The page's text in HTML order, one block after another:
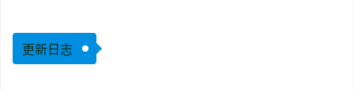
更新日志